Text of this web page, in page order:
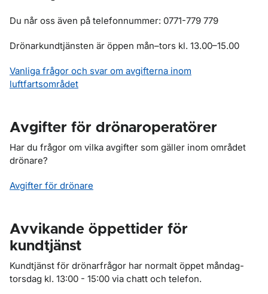
Du når oss även på telefonnummer: 0771-779 779
Drönarkundtjänsten är öppen mån–tors kl. 13.00–15.00
Vanliga frågor och svar om avgifterna inom
luftfartsområdet
Avgifter för drönaroperatörer
Har du frågor om vilka avgifter som gäller inom området
drönare?
Avgifter för drönare
Avvikande öppettider för
kundtjänst
Kundtjänst för drönarfrågor har normalt öppet måndag-
torsdag kl. 13:00 - 15:00 via chatt och telefon.